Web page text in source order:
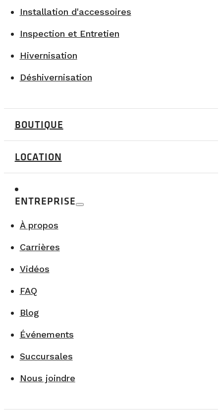
Installation d'accessoires
Inspection et Entretien
Hivernisation
Déshivernisation
BOUTIQUE
LOCATION
ENTREPRISE
À propos
Carrières
Vidéos
FAQ
Blog
Événements
Succursales
Nous joindre